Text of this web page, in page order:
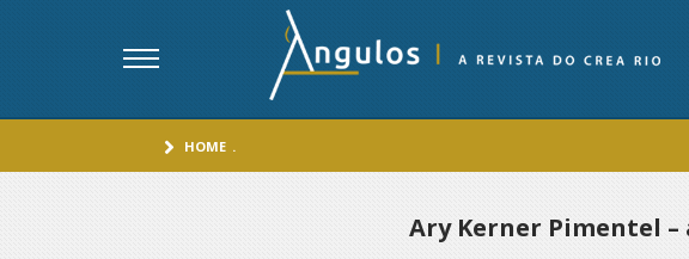
HOME .
Ary Kerner Pimentel